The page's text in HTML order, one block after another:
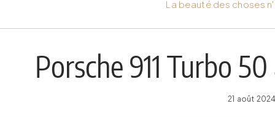
La beauté des choses
Porsche 911 Turbo
21 août